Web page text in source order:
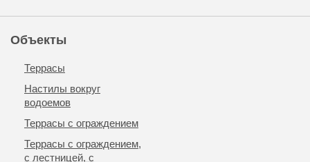
Объекты
Террасы
Настилы вокруг
водоемов
Террасы с ограждением
Террасы с ограждением,
с лестницей, с